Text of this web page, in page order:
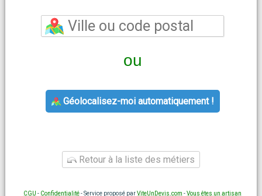
ou
Géolocalisez-moi automatiquement !
Retour à la liste des métiers
CGU - Confidentialité- Service proposé parViteUnDevis.com -Vous êtes un artisan